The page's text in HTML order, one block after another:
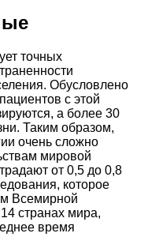
точных
Обусловлено
с этой
а более 30
Таким образом,
очень сложно
мировой
от 0,5 до 0,8
которое
Всемирной
странах мира,
время